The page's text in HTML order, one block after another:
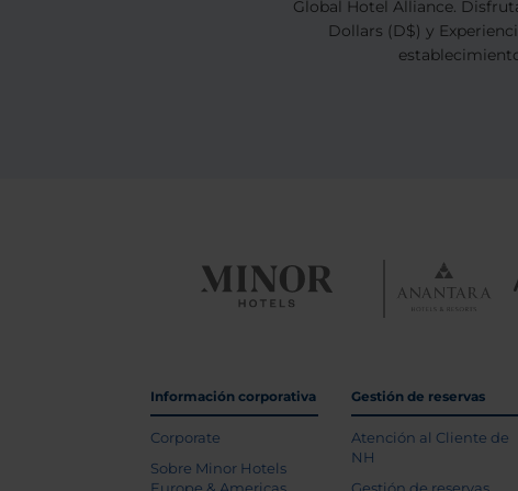
Global Hotel Alliance.
Dollars (D$) y
Información corporativa
Corporate
Sobre Minor Hotels
Europe & Americas
Gestión de reservas
Atención al Cliente de
NH
Gestión de reservas